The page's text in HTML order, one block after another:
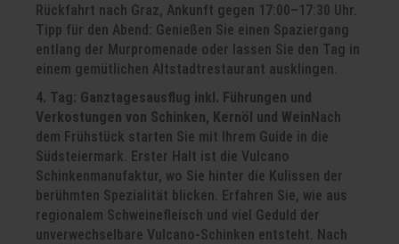
Rückfahrt nach Graz, Ankunft gegen 17:00–17:30 Uhr.
Tipp für den Abend: Genießen Sie einen Spaziergang
entlang der Murpromenade oder lassen Sie den Tag in
einem gemütlichen Altstadtrestaurant ausklingen.
4. Tag: Ganztagesausflug inkl. Führungen und
Verkostungen von Schinken, Kernöl und WeinNach
dem Frühstück starten Sie mit Ihrem Guide in die
Südsteiermark. Erster Halt ist die Vulcano
Schinkenmanufaktur, wo Sie hinter die Kulissen der
berühmten Spezialität blicken. Erfahren Sie, wie aus
regionalem Schweinefleisch und viel Geduld der
unverwechselbare Vulcano-Schinken entsteht. Nach